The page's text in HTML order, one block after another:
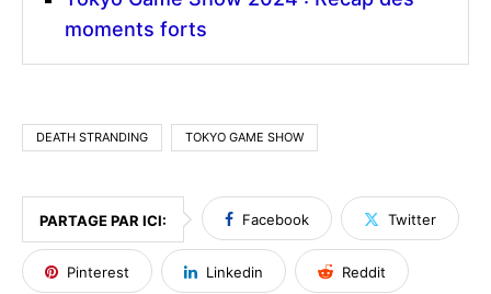
moments forts
DEATH STRANDING TOKYO GAME SHOW
PARTAGE PAR ICI: Facebook Twitter
Pinterest Linkedin Reddit